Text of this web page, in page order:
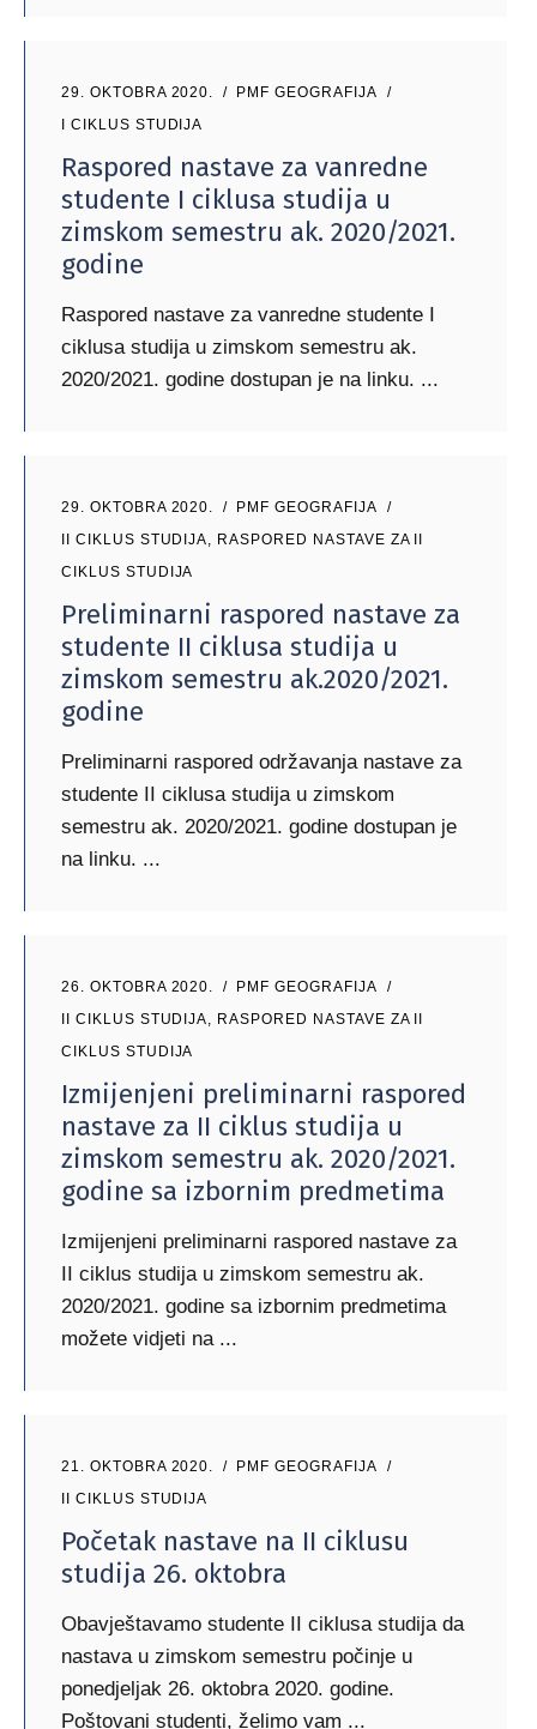
29. OKTOBRA 2020.
PMF GEOGRAFIJA
I CIKLUS STUDIJA
Raspored nastave za vanredne
studente I ciklusa studija u
zimskom semestru ak. 2020/2021.
godine
Raspored nastave za vanredne studente I
ciklusa studija u zimskom semestru ak.
2020/2021. godine dostupan je na linku.
29. OKTOBRA 2020.
PMF GEOGRAFIJA
II CIKLUS STUDIJA, RASPORED NASTAVE ZA II
CIKLUS STUDIJA
Preliminarni raspored nastave za
studente II ciklusa studija u
zimskom semestru ak.2020/2021.
godine
Preliminarni raspored održavanja nastave za
studente II ciklusa studija u zimskom
semestru ak. 2020/2021. godine dostupan je
na linku.
26. OKTOBRA 2020.
PMF GEOGRAFIJA
II CIKLUS STUDIJA, RASPORED NASTAVE ZA II
CIKLUS STUDIJA
Izmijenjeni preliminarni raspored
nastave za II ciklus studija u
zimskom semestru ak. 2020/2021.
godine sa izbornim predmetima
Izmijenjeni preliminarni raspored nastave za
II ciklus studija u zimskom semestru ak.
2020/2021. godine sa izbornim predmetima
možete vidjeti na
21. OKTOBRA 2020.
PMF GEOGRAFIJA
II CIKLUS STUDIJA
Početak nastave na II ciklusu
studija 26. oktobra
Obavještavamo studente II ciklusa studija da
nastava u zimskom semestru počinje u
ponedjeljak 26. oktobra 2020. godine.
Poštovani studenti, želimo vam